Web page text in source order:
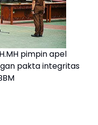
pimpin apel
pakta integritas